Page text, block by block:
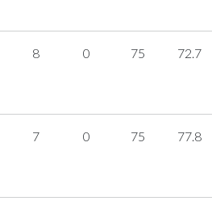
8 0 75 72.7
7 0 75 77.8